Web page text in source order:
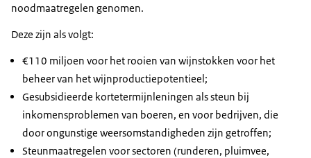
noodmaatregelen genomen.
Deze zijn als volgt:
€110 miljoen voor het rooien van wijnstokken voor het
beheer van het wijnproductiepotentieel;
Gesubsidieerde kortetermijnleningen als steun bij
inkomensproblemen van boeren, en voor bedrijven, die
door ongunstige weersomstandigheden zijn getroffen;
Steunmaatregelen voor sectoren (runderen, pluimvee,